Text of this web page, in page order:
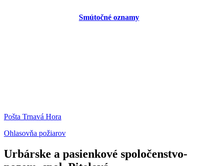
Smútočné oznamy
Pošta Trnavá Hora
Ohlasovňa požiarov
Urbárske a pasienkové spoločenstvo-